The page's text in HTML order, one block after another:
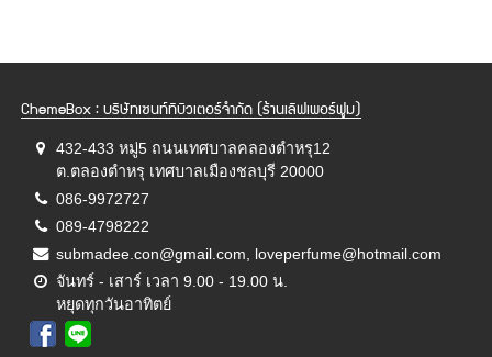
ChemeBox : บริษัทเซนท์ทิบิวเตอร์จำกัด (ร้านเลิฟเพอร์ฟูม)
432-433 หมู่5 ถนนเทศบาลคลองตำหรุ12
ต.ตลองตำหรุ เทศบาลเมืองชลบุรี 20000
086-9972727
089-4798222
submadee.con@gmail.com, loveperfume@hotmail.com
จันทร์ - เสาร์ เวลา 9.00 - 19.00 น.
หยุดทุกวันอาทิตย์